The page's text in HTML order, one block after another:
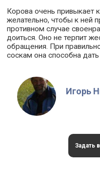
Корова очень привыкает
желательно, чтобы к ней
противном случае
доиться. Оно не терпит
обращения. При
соскам она способна
Игорь
Задать